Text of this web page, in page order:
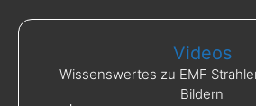
Videos
Wissenswertes zu EMF
Bildern